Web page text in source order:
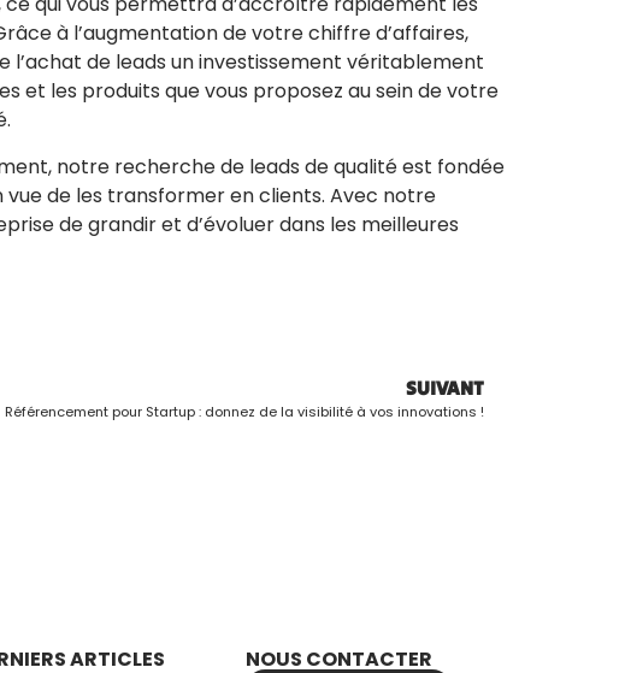
à l’augmentation de votre chiffre d’affaires,
de leads un investissement véritablement
et les produits que vous proposez au sein de votre
notre recherche de leads de qualité est fondée
vue de les transformer en clients. Avec notre
de grandir et d’évoluer dans les meilleures
SUIVANT
Référencement pour Startup : donnez de la visibilité à vos innovations !
ARTICLES NOUS CONTACTER